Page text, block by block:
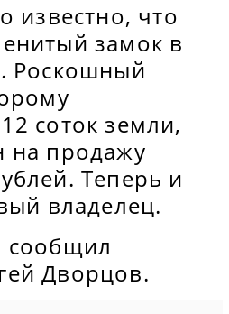
известно, что
замок в
Роскошный
соток земли,
на продажу
Теперь и
владелец.
сообщил
Дворцов.